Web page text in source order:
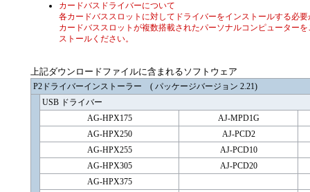
カードバスドライバーについて
各カードバススロットに対してドライバーをインストールする必
カードバススロットが複数搭載されたパーソナルコンピューター
ストールください。
上記ダウンロードファイルに含まれるソフトウェア
P2ドライバーインストーラー ( パッケージバージョン 2.21)
USB ドライバー
AG-HPX175
AJ-MPD1G
AG-HPX250
AJ-PCD2
AG-HPX255
AJ-PCD10
AG-HPX305
AJ-PCD20
AG-HPX375